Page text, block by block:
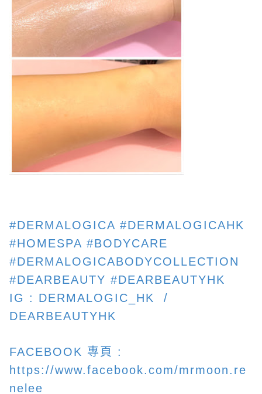
#DERMALOGICA #DERMALOGICAHK
#HOMESPA #BODYCARE
#DERMALOGICABODYCOLLECTION
#DEARBEAUTY #DEARBEAUTYHK
IG : DERMALOGIC_HK /
DEARBEAUTYHK
FACEBOOK 專頁 :
https://www.facebook.com/mrmoon.re
nelee